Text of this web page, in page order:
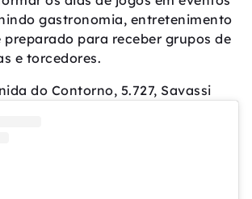
gastronomia, entretenimento
preparado para receber grupos de
e torcedores.
do Contorno, 5.727, Savassi